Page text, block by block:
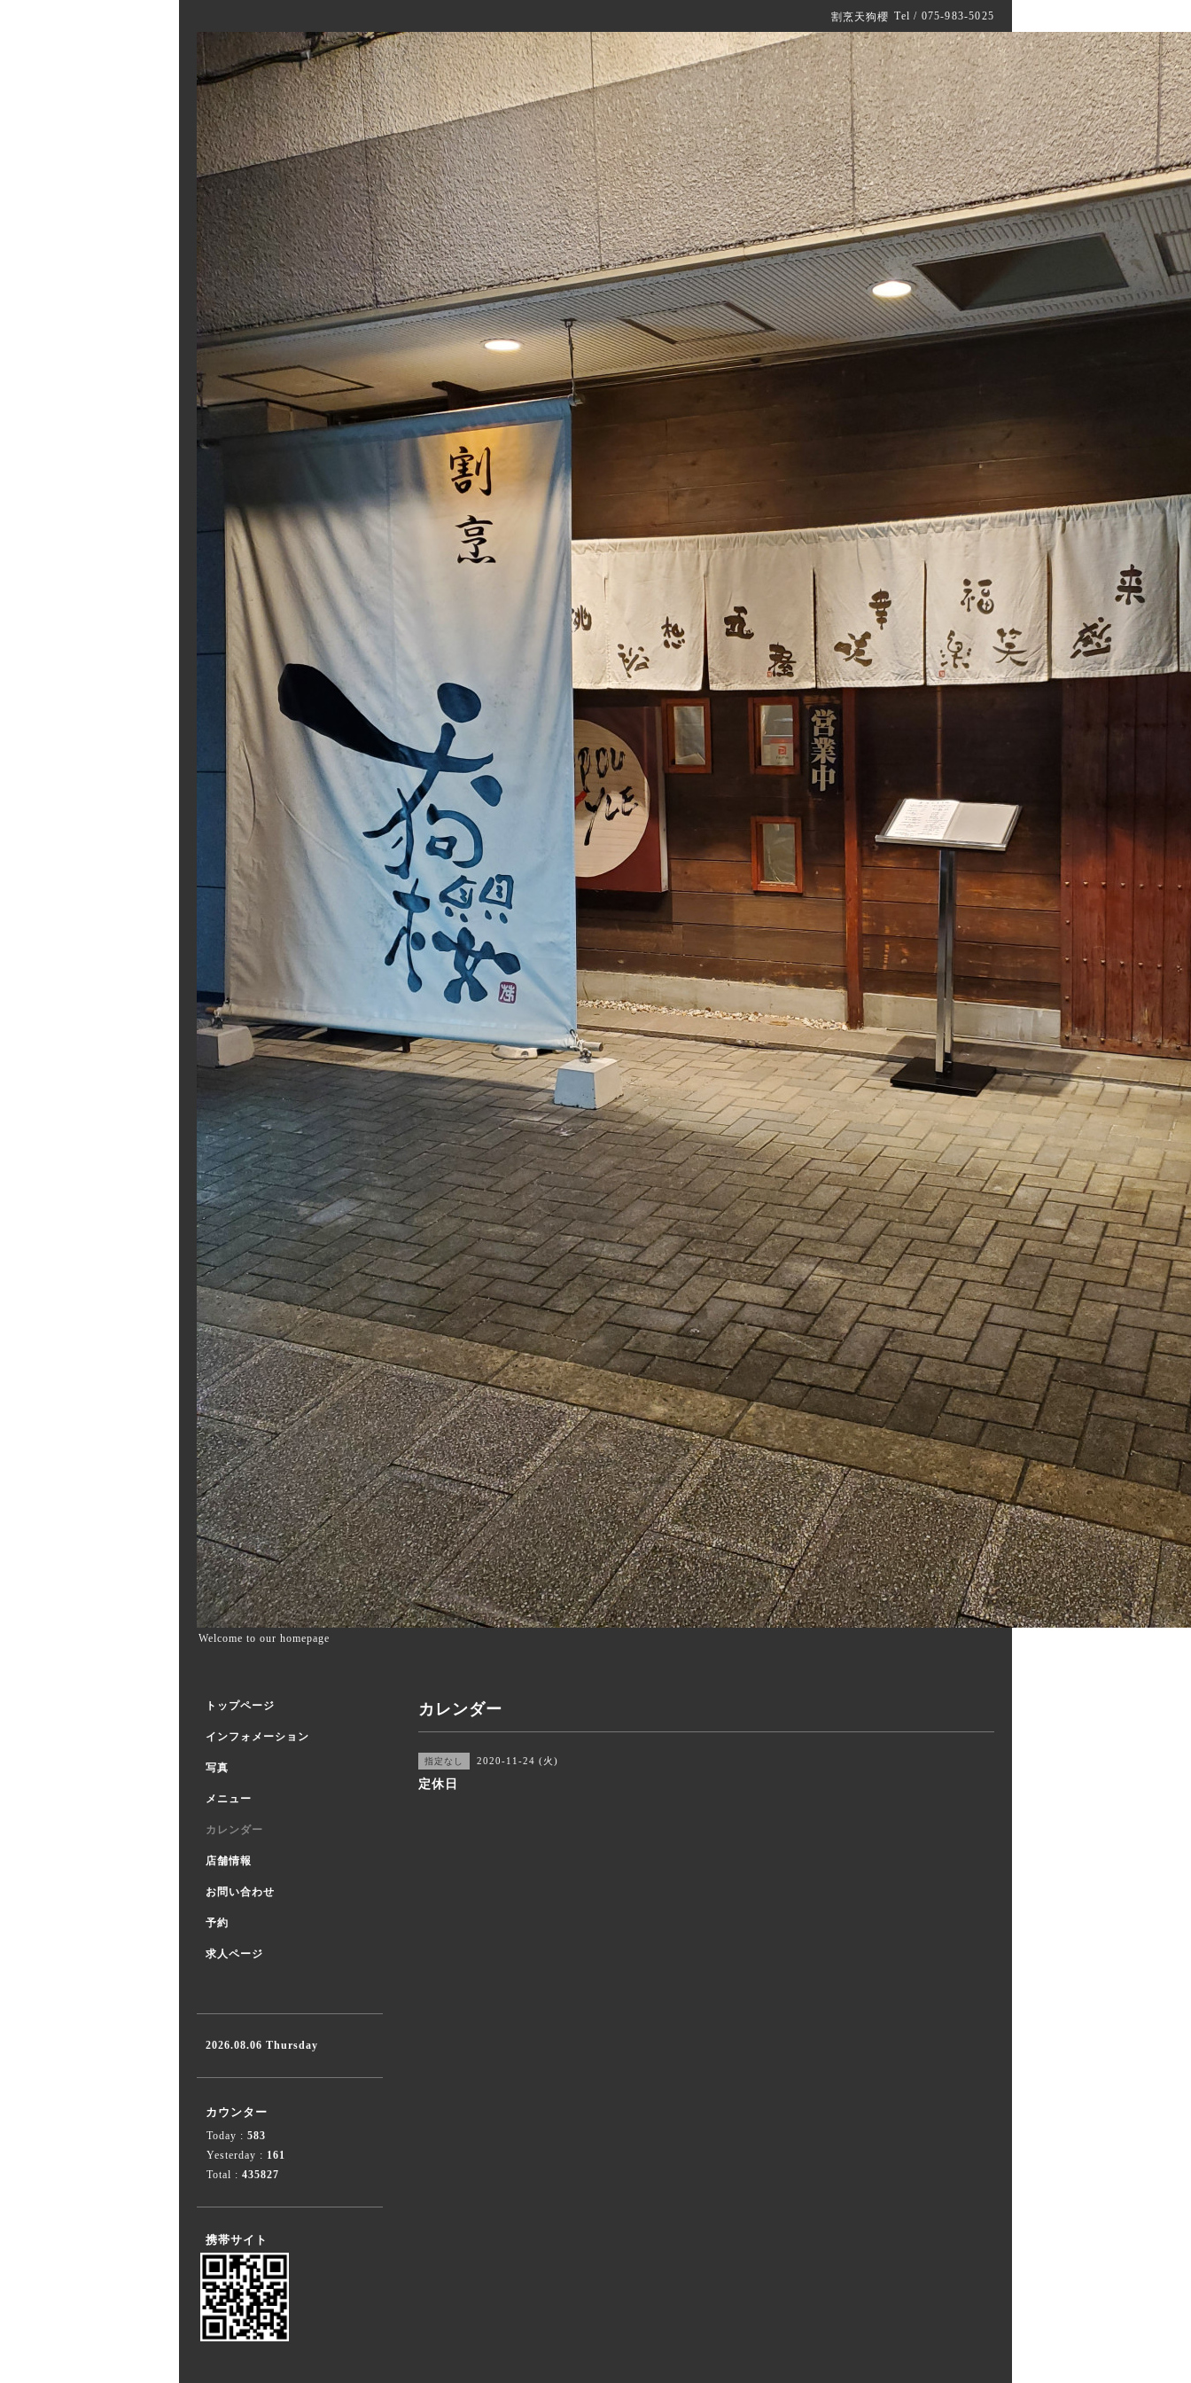
割烹天狗櫻 Tel / 075-983-5025
Welcome to our homepage
カレンダー
指定なし 2020-11-24 (火)
定休日
トップページ
インフォメーション
写真
メニュー
カレンダー
店舗情報
お問い合わせ
予約
求人ページ
2026.08.06 Thursday
カウンター
Today : 583
Yesterday : 161
Total : 435827
携帯サイト